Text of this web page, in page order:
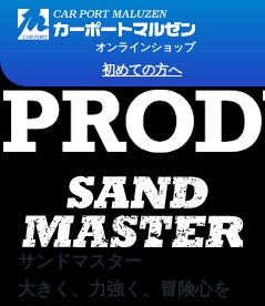
オンラインショップ
初めての方へ
2026ロックケリー新作特集
サンドマスター
大きく、力強く、冒険心を